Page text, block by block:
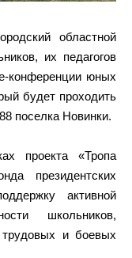
областной
их педагогов
конференции юных
будет проходить
поселка Новинки.
проекта «Тропа
президентских
активной
школьников,
трудовых и боевых